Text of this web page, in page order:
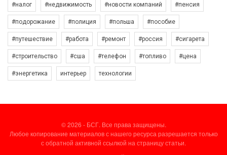
#налог #недвижимость #новости компаний #пенсия
#подорожание #полиция #польша #пособие
#путешествие #работа #ремонт #россия #сигарета
#строительство #сша #телефон #топливо #цена
#энергетика интерьер технологии
© 2026 - БСГ. Все права защищены.
Любое копирование материалов с нашего ресурса разрешается только
с обратной активной ссылкой на страницу статьи.